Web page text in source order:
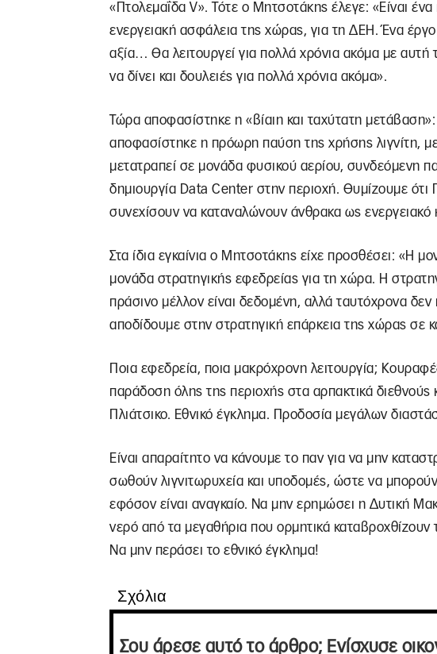
«Πτολεμαΐδα V». Τότε ο Μητσοτάκης έλεγε: «Είναι
ενεργειακή ασφάλεια της χώρας, για τη ΔΕΗ. Ένα
αξία… Θα λειτουργεί για πολλά χρόνια ακόμα με
να δίνει και δουλειές για πολλά χρόνια ακόμα».
Τώρα αποφασίστηκε η «βίαιη και ταχύτατη
αποφασίστηκε η πρόωρη παύση της χρήσης λιγνίτη,
μετατραπεί σε μονάδα φυσικού αερίου, συνδεόμενη
δημιουργία Data Center στην περιοχή. Θυμίζουμε ότι
συνεχίσουν να καταναλώνουν άνθρακα ως
Στα ίδια εγκαίνια ο Μητσοτάκης είχε προσθέσει: «Η
μονάδα στρατηγικής εφεδρείας για τη χώρα. Η
πράσινο μέλλον είναι δεδομένη, αλλά ταυτόχρονα
αποδίδουμε στην στρατηγική επάρκεια της χώρας σε
Ποια εφεδρεία, ποια μακρόχρονη λειτουργία;
παράδοση όλης της περιοχής στα αρπακτικά διεθνούς
Πλιάτσικο. Εθνικό έγκλημα. Προδοσία μεγάλων
Είναι απαραίτητο να κάνουμε το παν για να μην
σωθούν λιγνιτωρυχεία και υποδομές, ώστε να
εφόσον είναι αναγκαίο. Να μην ερημώσει η Δυτική
νερό από τα μεγαθήρια που ορμητικά καταβροχθίζουν
Να μην περάσει το εθνικό έγκλημα!
Σχόλια
Σου άρεσε αυτό το άρθρο; Ενίσχυσε